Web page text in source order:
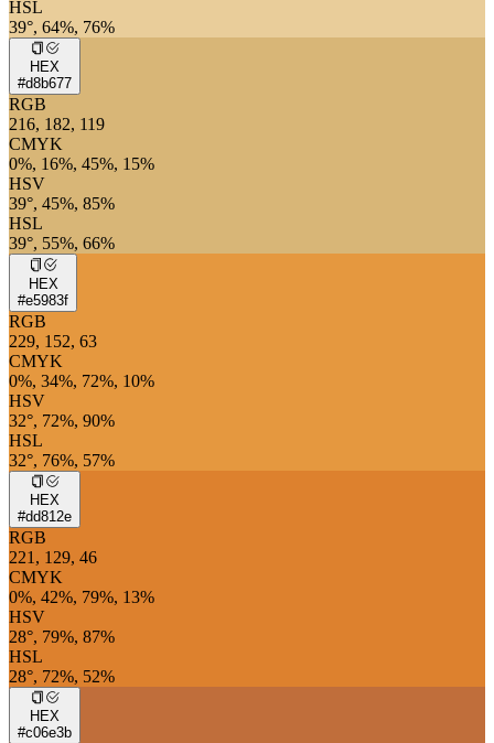
HSL
39°, 64%, 76%
HEX
#d8b677
RGB
216, 182, 119
CMYK
0%, 16%, 45%, 15%
HSV
39°, 45%, 85%
HSL
39°, 55%, 66%
HEX
#e5983f
RGB
229, 152, 63
CMYK
0%, 34%, 72%, 10%
HSV
32°, 72%, 90%
HSL
32°, 76%, 57%
HEX
#dd812e
RGB
221, 129, 46
CMYK
0%, 42%, 79%, 13%
HSV
28°, 79%, 87%
HSL
28°, 72%, 52%
HEX
#c06e3b